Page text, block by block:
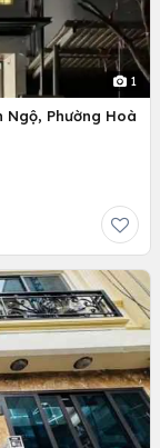
1
Phường Hoà